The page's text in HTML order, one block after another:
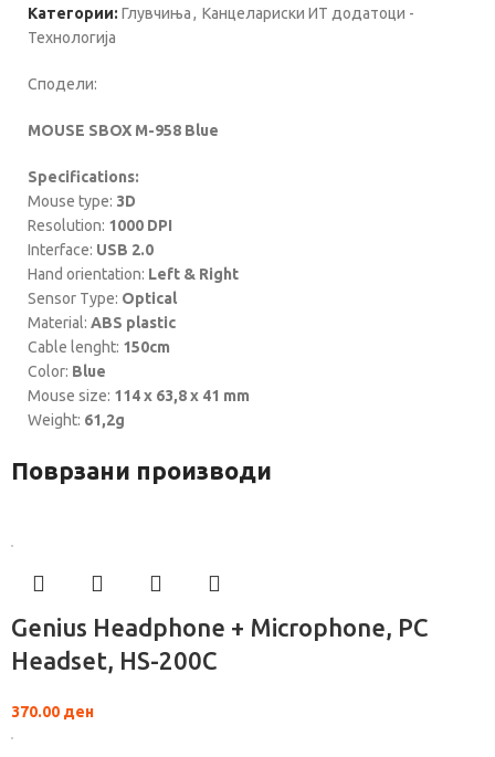
Категории: Глувчиња, Канцелариски ИТ додатоци -
Технологија
Сподели:
MOUSE SBOX M-958 Blue
Specifications:
Mouse type: 3D
Resolution: 1000 DPI
Interface: USB 2.0
Hand orientation: Left & Right
Sensor Type: Optical
Material: ABS plastic
Cable lenght: 150cm
Color: Blue
Mouse size: 114 x 63,8 x 41 mm
Weight: 61,2g
Поврзани производи
Genius Headphone + Microphone, PC
Headset, HS-200C
370.00 ден